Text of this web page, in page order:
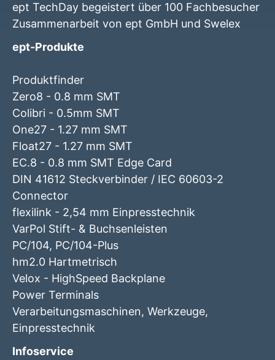
ept TechDay begeistert über 100 Fachbesucher
Zusammenarbeit von ept GmbH und Swelex
ept-Produkte
Produktfinder
Zero8 - 0.8 mm SMT
Colibri - 0.5mm SMT
One27 - 1.27 mm SMT
Float27 - 1.27 mm SMT
EC.8 - 0.8 mm SMT Edge Card
DIN 41612 Steckverbinder / IEC 60603-2
Connector
flexilink - 2,54 mm Einpresstechnik
VarPol Stift- & Buchsenleisten
PC/104, PC/104-Plus
hm2.0 Hartmetrisch
Velox - HighSpeed Backplane
Power Terminals
Verarbeitungsmaschinen, Werkzeuge,
Einpresstechnik
Infoservice